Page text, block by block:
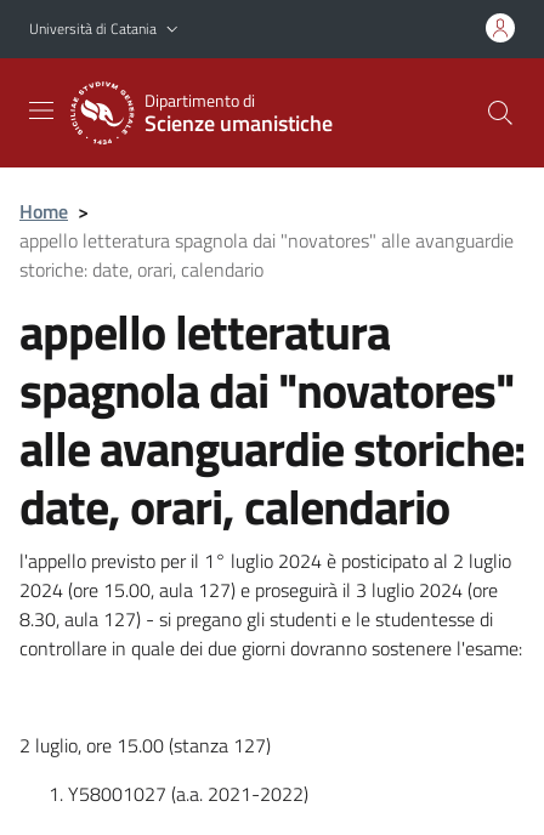
Vai al contenuto principale
Vai al menu di navigazione
Università di Catania
Dipartimento di
Scienze umanistiche
Home >
appello letteratura spagnola dai "novatores" alle avanguardie
storiche: date, orari, calendario
appello letteratura
spagnola dai "novatores"
alle avanguardie storiche:
date, orari, calendario
l'appello previsto per il 1° luglio 2024 è posticipato al 2 luglio
2024 (ore 15.00, aula 127) e proseguirà il 3 luglio 2024 (ore
8.30, aula 127) - si pregano gli studenti e le studentesse di
controllare in quale dei due giorni dovranno sostenere l'esame:
2 luglio, ore 15.00 (stanza 127)
Y58001027 (a.a. 2021-2022)